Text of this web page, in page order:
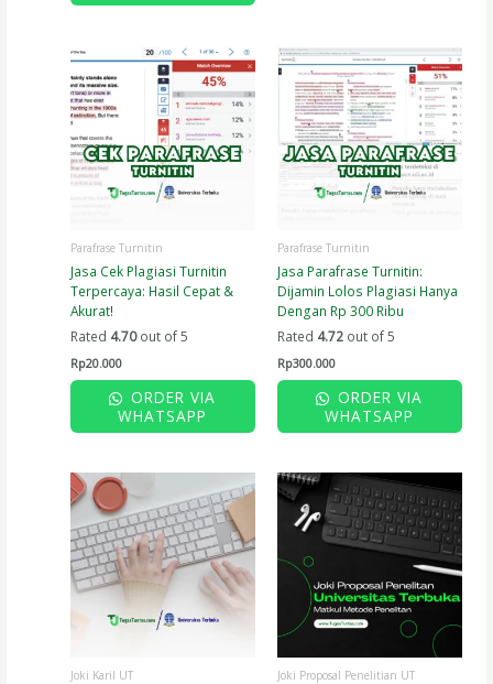
Parafrase Turnitin
Jasa Cek Plagiasi Turnitin
Terpercaya: Hasil Cepat &
Akurat!
Rated 4.70out of 5
Rp20.000
ORDER VIA
WHATSAPP
Parafrase Turnitin
Jasa Parafrase Turnitin:
Dijamin Lolos Plagiasi Hanya
Dengan Rp 300 Ribu
Rated 4.72out of 5
Rp300.000
ORDER VIA
WHATSAPP
Joki Karil UT
range:
Rp250.000
through
Rp1.900.000
product
has
multiple
variants.
The
options
may
Joki Proposal Penelitian UT
range:
Rp2.500.000
through
Rp3.000.000
This
product
has
multiple
variants.
The
options
may
be
chosen